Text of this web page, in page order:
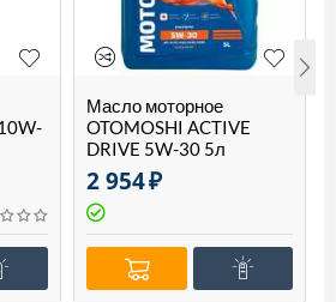
Масло моторное
OTOMOSHI ACTIVE
DRIVE 5W-30 5л
2 954₽